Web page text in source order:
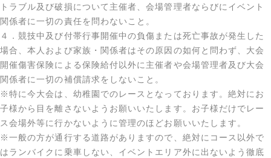
トラブル及び破損について主催者、会場管理者ならびにイベント
関係者に一切の責任を問わないこと。
４．競技中及び付帯行事開催中の負傷または死亡事故が発生した
場合、本人および家族・関係者はその原因の如何と問わず、大会
開催傷害保険による保険給付以外に主催者や会場管理者及び大会
関係者に一切の補償請求をしないこと。
※特に今大会は、幼稚園でのレースとなっております。絶対にお
子様から目を離さないようお願いいたします。お子様だけでレー
ス会場外等に行かないように管理のほどお願いいたします。
※一般の方が通行する道路がありますので、絶対にコース以外で
はランバイクに乗車しない、イベントエリア外に出ないよう徹底